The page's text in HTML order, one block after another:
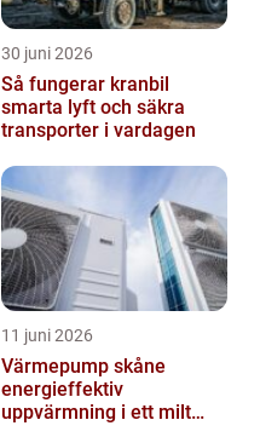
30 juni 2026
Så fungerar kranbil
smarta lyft och säkra
transporter i vardagen
11 juni 2026
Värmepump skåne
energieffektiv
uppvärmning i ett milt